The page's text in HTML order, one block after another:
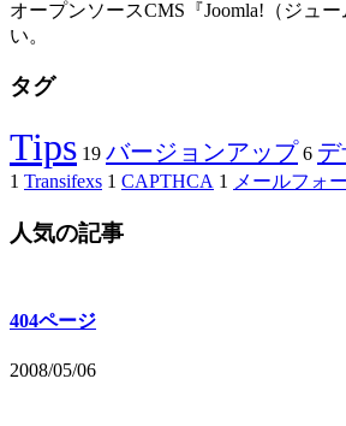
オープンソースCMS『Joomla!（ジュ
い。
タグ
Tips 19 バージョンアップ 6
1 Transifexs 1 CAPTHCA 1 メールフォ
人気の記事
404ページ
2008/05/06